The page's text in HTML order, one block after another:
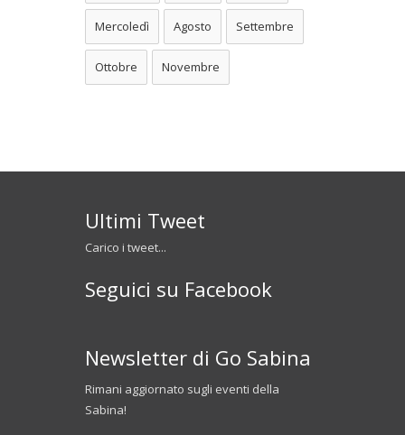
Mercoledì Agosto Settembre
Ottobre Novembre
Ultimi Tweet
Carico i tweet...
Seguici su Facebook
Newsletter di Go Sabina
Rimani aggiornato sugli eventi della
Sabina!